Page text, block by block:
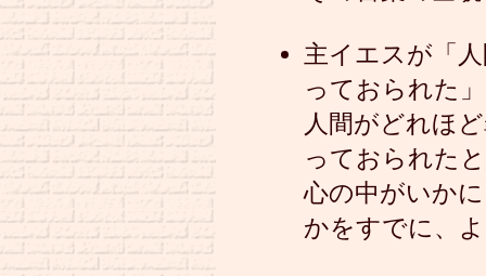
主イエスが「
っておられた
人間がどれほ
っておられた
心の中がいか
かをすでに、